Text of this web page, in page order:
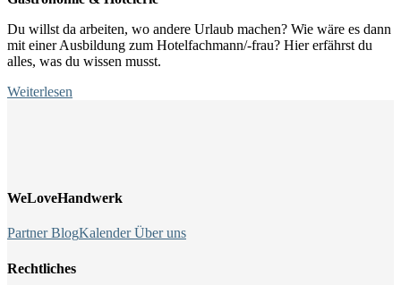
Du willst da arbeiten, wo andere Urlaub machen? Wie wäre es dann
mit einer Ausbildung zum Hotelfachmann/-frau? Hier erfährst du
alles, was du wissen musst.
Weiterlesen
WeLoveHandwerk
PartnerBlogKalenderÜber uns
Rechtliches